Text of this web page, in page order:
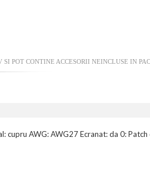
POT CONTINE ACCESORII NEINCLUSE IN
cupru AWG: AWG27 Ecranat: da 0: Patch